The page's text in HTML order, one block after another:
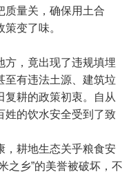
质量关，确保用土合
变了味。
方，竟出现了违规填埋
至有违法土源、建筑垃
复耕的政策初衷。自从
姓的饮水安全受到了致
，耕地生态关乎粮食安
之乡”的美誉被破坏，不